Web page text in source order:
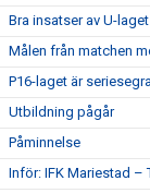
Bra insatser av U-
Målen från matchen
P16-laget är
Utbildning pågår
Påminnelse
Inför: IFK Mariestad –